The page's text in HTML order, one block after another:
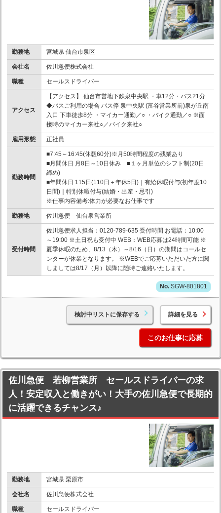
勤務地 宮城県 仙台市泉区
会社名 佐川急便株式会社
職種 セールスドライバー
アクセス
【アクセス】 仙台市営地下鉄泉中央駅 ・車12分・バス21分
◆バスご利用の場合 バス停 泉中央駅 (富谷営業所前)泉が丘南
入口 下車徒歩8分 ・マイカー通勤／○ ・バイク通勤／○ ※面
接時のマイカー来社○／バイク来社○
雇用形態 正社員
勤務時間
■7:45～16:45(休憩60分)※月50時間程度の残業あり
■月間休日 月8日～10日休み ■１ヶ月単位のシフト制(20日
締め)
■年間休日 115日(110日＋年休5日)｜有給休暇付与(初年度10
日間)｜特別休暇付与(結婚・出産・忌引)
※仕事内容備考:体力が必要なお仕事です
勤務地 佐川急便 仙台泉営業所
受付時間
佐川急便求人担当：0120-789-635 受付時間 お電話：10:00
～19:00 ※土日祝も受付中 WEB：WEB応募は24時間可能 ※
夏季休暇のため、8/13（木）～8/16（日）の期間はコールセ
ンターが休業となります。 ※WEBでご応募いただいた方に関
しましては8/17（月）以降に随時ご連絡いたします。
SGW-801801
検討中リストに保存する 詳細を見る
このお仕事に応募
佐川急便 若柳営業所 セールスドライバーの求
人！安定収入と働きがい！大手の佐川急便で長期的
に活躍できるチャンス♪
勤務地 宮城県 栗原市
会社名 佐川急便株式会社
職種 セールスドライバー